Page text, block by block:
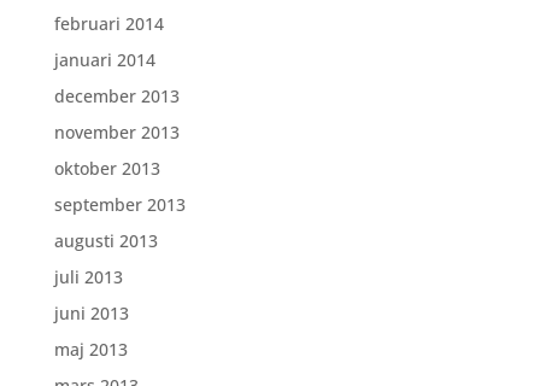
februari 2014
januari 2014
december 2013
november 2013
oktober 2013
september 2013
augusti 2013
juli 2013
juni 2013
maj 2013